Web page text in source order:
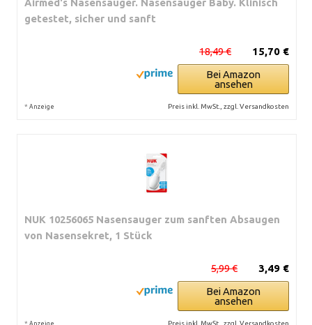
getestet, sicher und sanft
15,70 €
18,49 €
Bei Amazon
ansehen
* Anzeige Preis inkl. MwSt., zzgl. Versandkosten
NUK 10256065 Nasensauger zum sanften Absaugen
von Nasensekret, 1 Stück
3,49 €
5,99 €
Bei Amazon
ansehen
* Anzeige Preis inkl. MwSt., zzgl. Versandkosten